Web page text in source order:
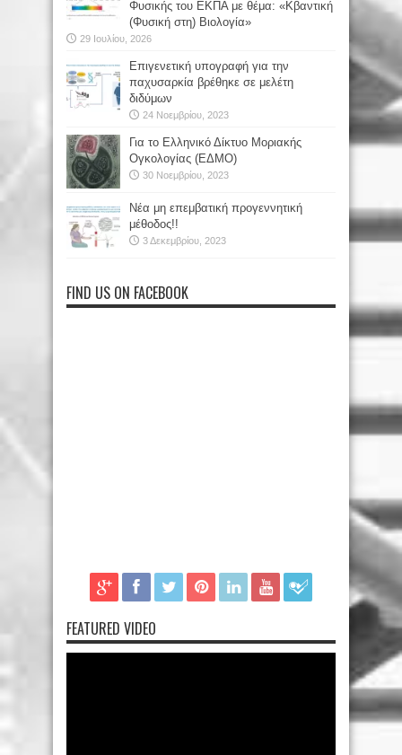
Φυσικής του ΕΚΠΑ με θέμα: «Κβαντική
(Φυσική στη) Βιολογία»
29 Ιουλίου, 2026
Επιγενετική υπογραφή για την
παχυσαρκία βρέθηκε σε μελέτη
διδύμων
24 Νοεμβρίου, 2023
Για το Ελληνικό Δίκτυο Μοριακής
Ογκολογίας (ΕΔΜΟ)
30 Νοεμβρίου, 2023
Νέα μη επεμβατική προγεννητική
μέθοδος!!
3 Δεκεμβρίου, 2023
FIND US ON FACEBOOK
FEATURED VIDEO